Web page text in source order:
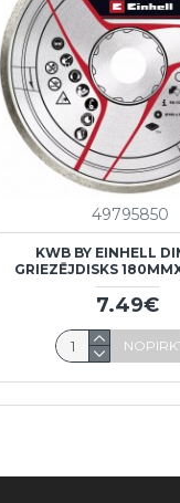
49795850
KWB BY EINHELL
GRIEZĒJDISKS
7.49€